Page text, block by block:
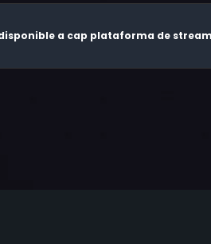
a cap plataforma de